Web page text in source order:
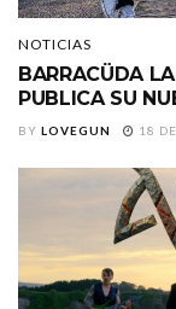
NOTICIAS
BARRACÜDA
PUBLICA SU
BY LOVEGUN 18